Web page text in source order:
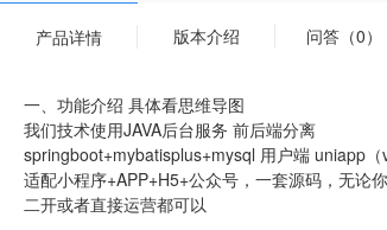
产品详情 版本介绍 问答（0）
一、功能介绍 具体看思维导图
我们技术使用JAVA后台服务 前后端分离
springboot+mybatisplus+mysql 用户端 uniapp
适配小程序+APP+H5+公众号，一套源码，无论
二开或者直接运营都可以